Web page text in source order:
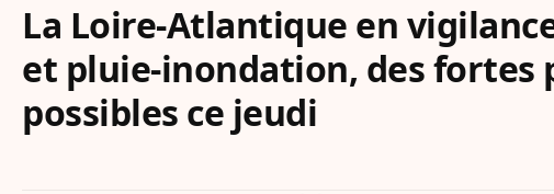
La Loire-Atlantique en
et pluie-inondation, des fortes
possibles ce jeudi